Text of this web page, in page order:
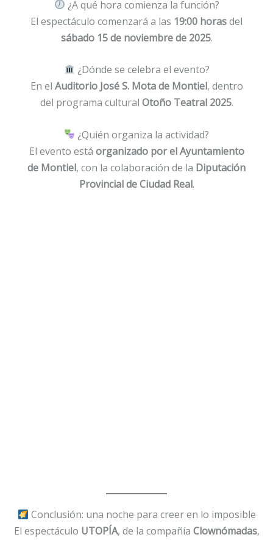
¿A qué hora comienza la función?
El espectáculo comenzará a las 19:00 horasdel
sábado 15 de noviembre de 2025.
¿Dónde se celebra el evento?
En el Auditorio José S. Mota de Montiel, dentro
del programa cultural Otoño Teatral 2025.
¿Quién organiza la actividad?
El evento está organizado por el Ayuntamiento
de Montiel, con la colaboración de la Diputación
Provincial de Ciudad Real.
Conclusión: una noche para creer en lo imposible
El espectáculo UTOPÍA, de la compañía Clownómadas,